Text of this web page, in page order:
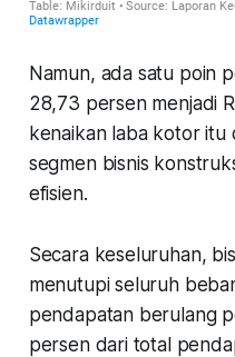
Namun, ada satu poin
28,73 persen menjadi
kenaikan laba kotor itu
segmen bisnis
efisien.
Secara keseluruhan,
menutupi seluruh
pendapatan berulang
persen dari total